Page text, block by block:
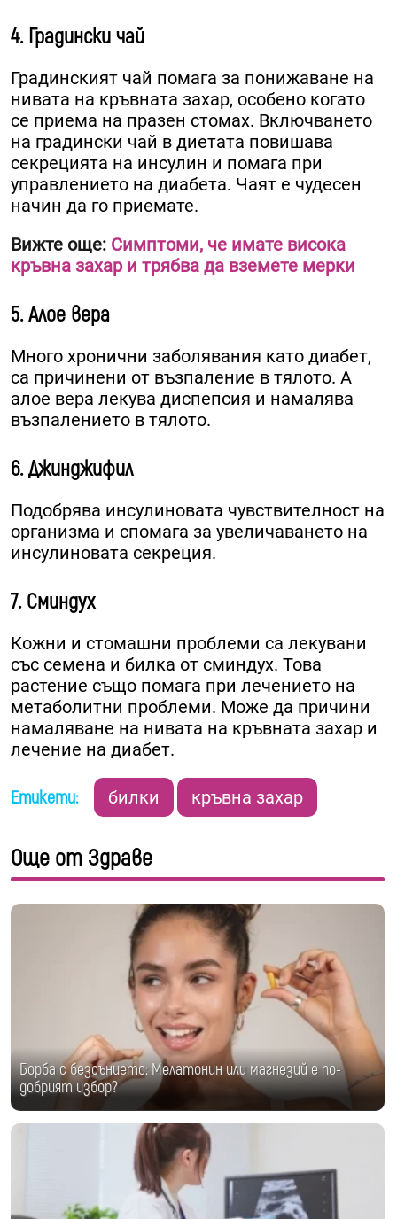
4. Градински чай
Градинският чай помага за понижаване на
нивата на кръвната захар, особено когато
се приема на празен стомах. Включването
на градински чай в диетата повишава
секрецията на инсулин и помага при
управлението на диабета. Чаят е чудесен
начин да го приемате.
Вижте още: Симптоми, че имате висока
кръвна захар и трябва да вземете мерки
5. Алое вера
Много хронични заболявания като диабет,
са причинени от възпаление в тялото. А
алое вера лекува диспепсия и намалява
възпалението в тялото.
6. Джинджифил
Подобрява инсулиновата чувствителност на
организма и спомага за увеличаването на
инсулиновата секреция.
7. Сминдух
Кожни и стомашни проблеми са лекувани
със семена и билка от сминдух. Това
растение също помага при лечението на
метаболитни проблеми. Може да причини
намаляване на нивата на кръвната захар и
лечение на диабет.
Етикети: билки кръвна захар
Още от Здраве
Борба с безсънието: Мелатонин или магнезий е по-
добрият избор?